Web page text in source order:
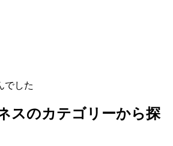
でした
スのカテゴリーから探